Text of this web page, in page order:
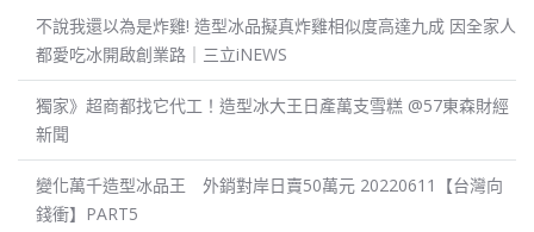
不說我還以為是炸雞! 造型冰品擬真炸雞相似度高達九成 因全家人
都愛吃冰開啟創業路｜三立iNEWS
獨家》超商都找它代工！造型冰大王日產萬支雪糕 @57東森財經
新聞
變化萬千造型冰品王 外銷對岸日賣50萬元 20220611【台灣向
錢衝】PART5